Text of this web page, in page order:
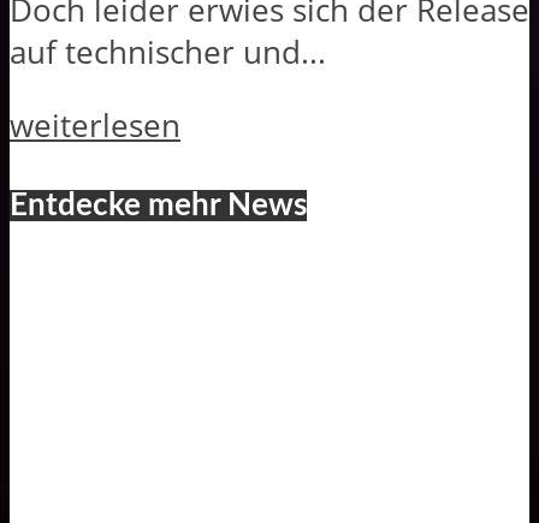
Doch leider erwies sich der Release
auf technischer und...
weiterlesen
Entdecke mehr News